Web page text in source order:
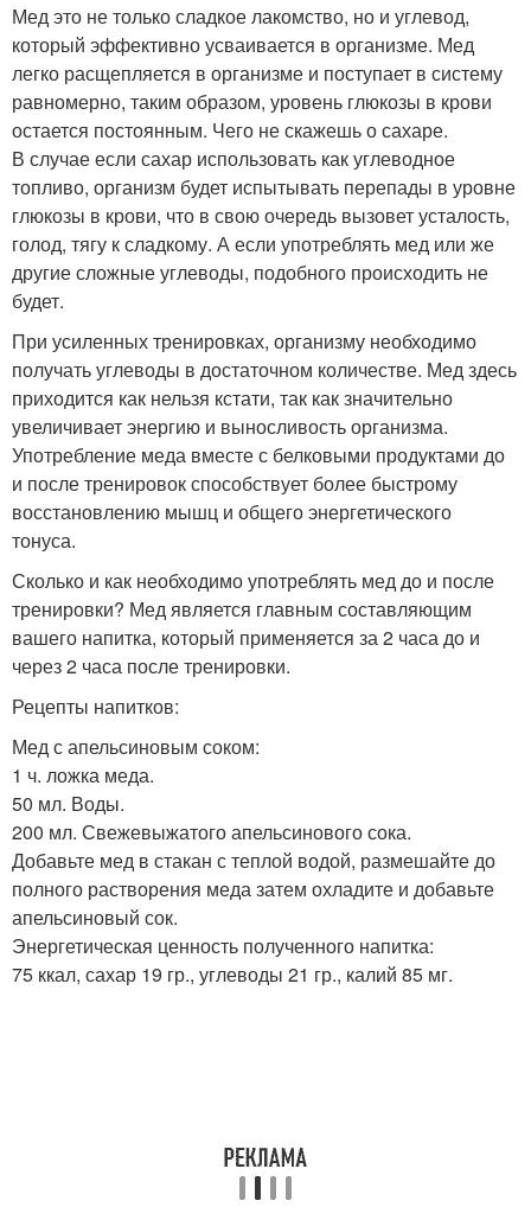
Мед это не только сладкое лакомство, но и углевод,
который эффективно усваивается в организме. Мед
легко расщепляется в организме и поступает в систему
равномерно, таким образом, уровень глюкозы в крови
остается постоянным. Чего не скажешь о сахаре.
В случае если сахар использовать как углеводное
топливо, организм будет испытывать перепады в уровне
глюкозы в крови, что в свою очередь вызовет усталость,
голод, тягу к сладкому. А если употреблять мед или же
другие сложные углеводы, подобного происходить не
будет.
При усиленных тренировках, организму необходимо
получать углеводы в достаточном количестве. Мед здесь
приходится как нельзя кстати, так как значительно
увеличивает энергию и выносливость организма.
Употребление меда вместе с белковыми продуктами до
и после тренировок способствует более быстрому
восстановлению мышц и общего энергетического
тонуса.
Сколько и как необходимо употреблять мед до и после
тренировки? Мед является главным составляющим
вашего напитка, который применяется за 2 часа до и
через 2 часа после тренировки.
Рецепты напитков:
Мед с апельсиновым соком:
1 ч. ложка меда.
50 мл. Воды.
200 мл. Свежевыжатого апельсинового сока.
Добавьте мед в стакан с теплой водой, размешайте до
полного растворения меда затем охладите и добавьте
апельсиновый сок.
Энергетическая ценность полученного напитка:
75 ккал, сахар 19 гр., углеводы 21 гр., калий 85 мг.